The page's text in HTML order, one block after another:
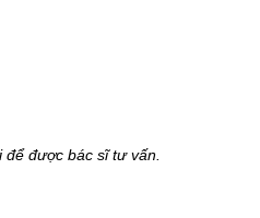
được bác sĩ tư vấn.